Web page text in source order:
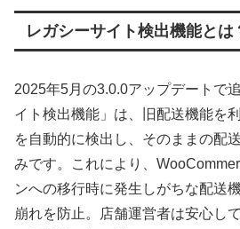
レガシーサイト検出機能とは
2025年5月の3.0.0アップデートで
イト検出機能」は、旧配送機能を
を自動的に検出し、そのままの配
みです。これにより、
ンへの移行時に発生しがちな配送
崩れを防止。店舗運営者は安心し